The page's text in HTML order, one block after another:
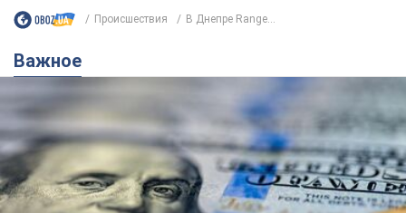
Происшествия В Днепре Range...
Важное